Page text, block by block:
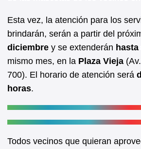
o
k
p
Esta vez, la atención para los
brindarán, serán a partir del
diciembre y se extenderán hasta
mismo mes, en la Plaza Vieja
700). El horario de atención será
horas.
Todos vecinos que quieran